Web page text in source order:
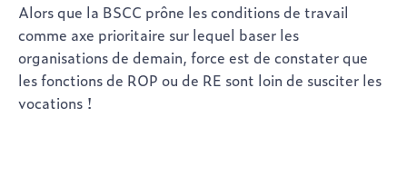
Alors que la BSCC prône les conditions de travail
comme axe prioritaire sur lequel baser les
organisations de demain, force est de constater que
les fonctions de ROP ou de RE sont loin de susciter les
vocations !